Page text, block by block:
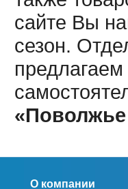
сайте Вы
сезон.
О компании